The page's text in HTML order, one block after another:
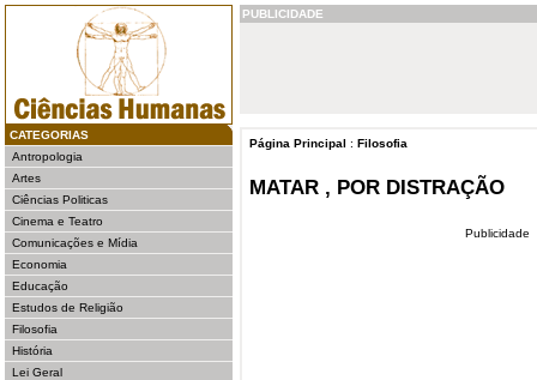
CATEGORIAS
Antropologia
Artes
Ciências Politicas
Cinema e Teatro
Comunicações e Mídia
Economia
Educação
Estudos de Religião
Filosofia
História
Lei Geral
PUBLICIDADE
Página Principal : Filosofia
MATAR , POR DISTRAÇÃO
Publicidade